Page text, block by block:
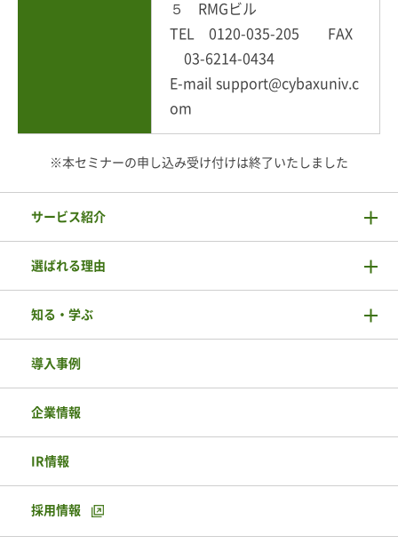
５ RMGビル
TEL 0120-035-205 FAX
03-6214-0434
E-mail support@cybaxuniv.c
om
※本セミナーの申し込み受け付けは終了いたしました
サービス紹介
選ばれる理由
知る・学ぶ
導入事例
企業情報
IR情報
採用情報